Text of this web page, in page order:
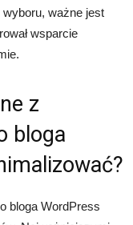
ważne jest
wsparcie
z
bloga
bloga WordPress